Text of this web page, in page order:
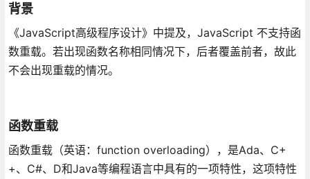
背景
《JavaScript高级程序设计》中提及，JavaScript 不支持函
数重载。若出现函数名称相同情况下，后者覆盖前者，故此
不会出现重载的情况。
函数重载
函数重载（英语：function overloading），是Ada、C+
+、C#、D和Java等编程语言中具有的一项特性，这项特性